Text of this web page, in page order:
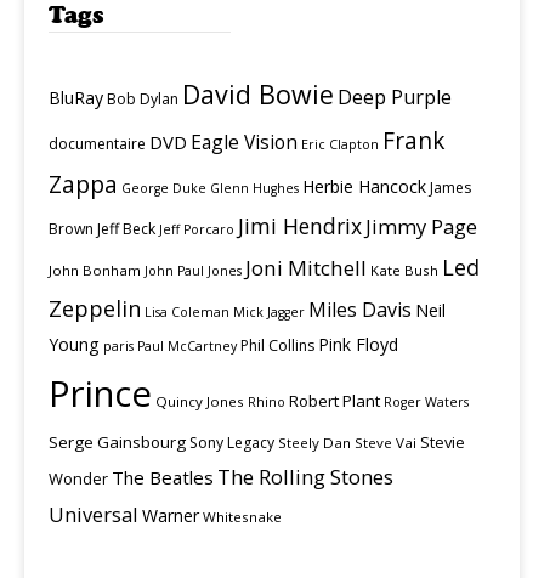
Tags
BluRayBob Dylan David Bowie Deep Purple
documentaire DVD Eagle Vision Eric Clapton Frank
Zappa George Duke Glenn Hughes Herbie HancockJames
Brown Jeff Beck Jeff Porcaro Jimi HendrixJimmy Page
John Bonham John Paul Jones Joni Mitchell Kate Bush Led
Zeppelin Lisa Coleman Mick Jagger Miles Davis Neil
Young paris Paul McCartney Phil Collins Pink Floyd
Prince Quincy Jones Rhino Robert Plant Roger Waters
Serge Gainsbourg Sony Legacy Steely Dan Steve Vai Stevie
Wonder The Beatles The Rolling Stones
Universal Warner Whitesnake